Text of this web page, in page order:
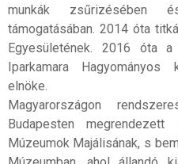
munkák zsűrizésében
támogatásában. 2014 óta
Egyesületének. 2016 óta a
Iparkamara
elnöke.
Magyarországon
Budapesten
Múzeumok Majálisának, s